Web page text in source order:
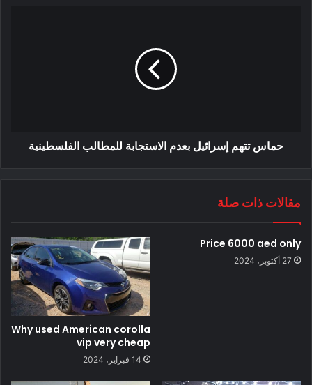
حماس تتهم إسرائيل بعدم الاستجابة للمطالب الفلسطينية
مقالات ذات صلة
Price 6000 aed only
27 أكتوبر، 2024
Why used American corolla
vip very cheap
14 فبراير، 2024